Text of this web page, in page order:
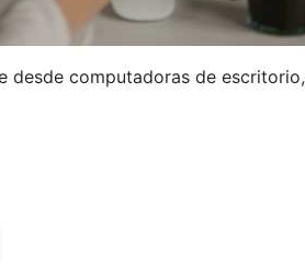
desde computadoras de escritorio,